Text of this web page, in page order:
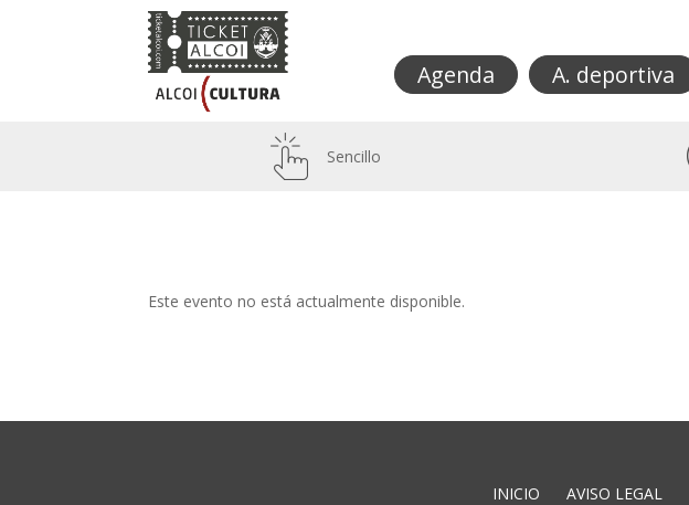
Agenda A. deportiva
Sencillo
Este evento no está actualmente disponible.
INICIO AVISO LEGAL